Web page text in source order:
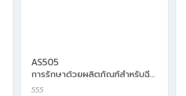
AS505
การรักษาด้วยผลิตภัณฑ์สำหรับฉีด
ในเวชศาสตร์ความงาม
555